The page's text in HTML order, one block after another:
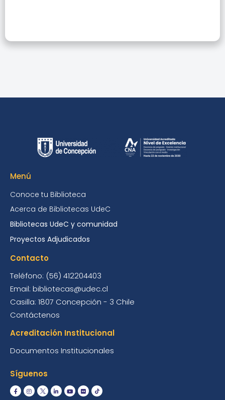
Menú
Conoce tu Biblioteca
Acerca de Bibliotecas UdeC
Bibliotecas UdeC y comunidad
Proyectos Adjudicados
Contacto
Teléfono: (56) 412204403
Email: bibliotecas@udec.cl
Casilla: 1807 Concepción - 3 Chile
Contáctenos
Acreditación Institucional
Documentos Institucionales
Síguenos